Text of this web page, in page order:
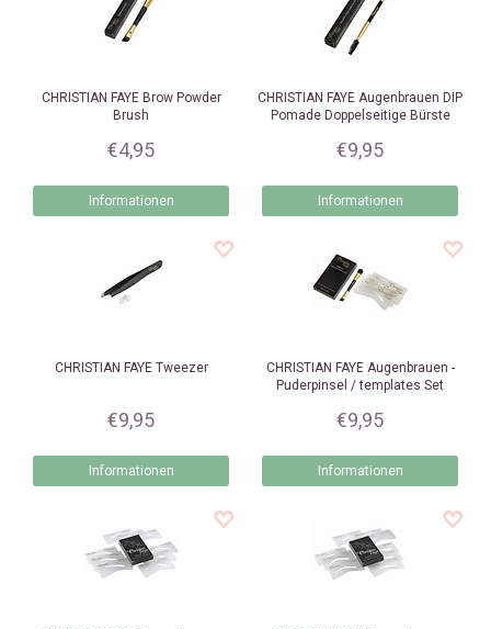
CHRISTIAN FAYEBrow Powder
Brush
€4,95
Informationen
CHRISTIAN FAYE Augenbrauen DIP
Pomade Doppelseitige Bürste
€9,95
Informationen
CHRISTIAN FAYETweezer
€9,95
Informationen
CHRISTIAN FAYEAugenbrauen -
Puderpinsel / templates Set
€9,95
Informationen